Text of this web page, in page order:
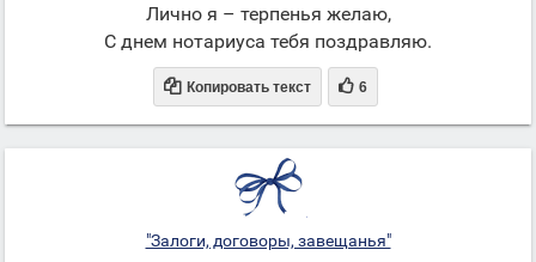
Лично я – терпенья желаю,
С днем нотариуса тебя поздравляю.
 Копировать текст  6
"Залоги, договоры, завещанья"